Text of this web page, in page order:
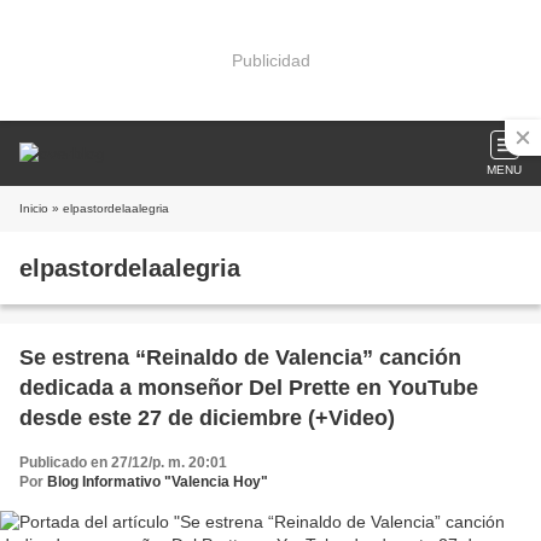
Publicidad
MENU
Inicio » elpastordelaalegria
elpastordelaalegria
Se estrena “Reinaldo de Valencia” canción
dedicada a monseñor Del Prette en YouTube
desde este 27 de diciembre (+Video)
Publicado en 27/12/p. m. 20:01
Por Blog Informativo "Valencia Hoy"